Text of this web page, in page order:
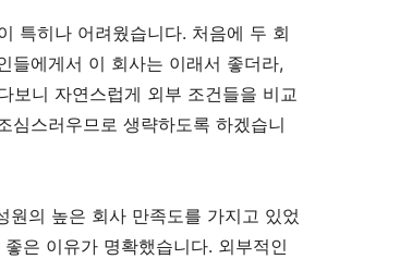
특히나 어려웠습니다. 처음에 두 회
들에게서 이 회사는 이래서 좋더라,
보니 자연스럽게 외부 조건들을 비교
심스러우므로 생략하도록 하겠습니
의 높은 회사 만족도를 가지고 있었
은 이유가 명확했습니다. 외부적인